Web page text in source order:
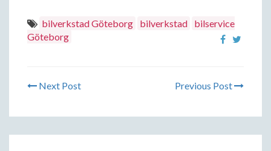
bilverkstad Göteborg bilverkstad
bilservice
Göteborg
Next Post Previous Post